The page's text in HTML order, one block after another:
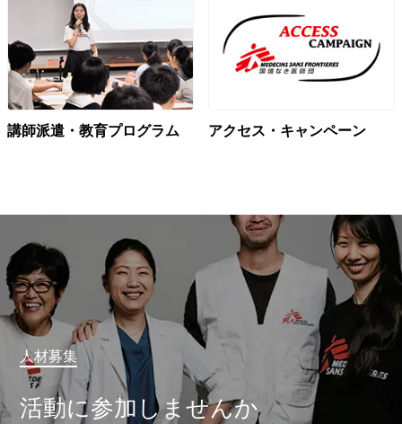
講師派遣・教育プログラム アクセス・キャンペーン
人材募集
活動に参加しませんか